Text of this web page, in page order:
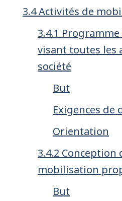
3.4 Activités de
3.4.1
visant toutes les
société
But
Exigences de
Orientation
3.4.2 Conception
mobilisation
But